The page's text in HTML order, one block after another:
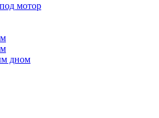
мотор
дном